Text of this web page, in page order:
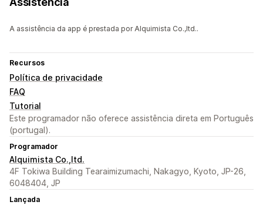
A assistência da app é prestada por Alquimista Co.,ltd..
Recursos
Política de privacidade
FAQ
Tutorial
Este programador não oferece assistência direta em Português
(portugal).
Programador
Alquimista Co.,ltd.
4F Tokiwa Building Tearaimizumachi, Nakagyo, Kyoto, JP-26,
6048404, JP
Lançada